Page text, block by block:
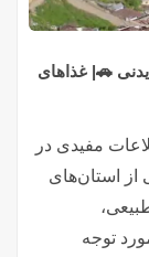
🚗| غذاهای
مفیدی در
از استان‌های
توجه